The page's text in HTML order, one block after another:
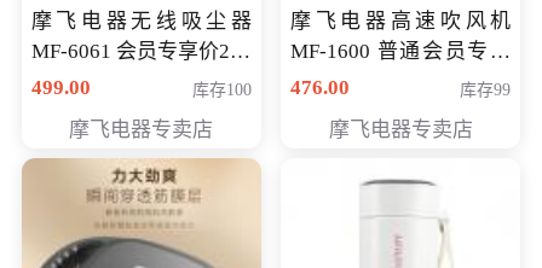
摩飞电器无线吸尘器
MF-6061 会员专享价299
元
499.00 库存100
摩飞电器专卖店
摩飞电器高速吹风机
MF-1600 普通会员专享
价298元
476.00 库存99
摩飞电器专卖店